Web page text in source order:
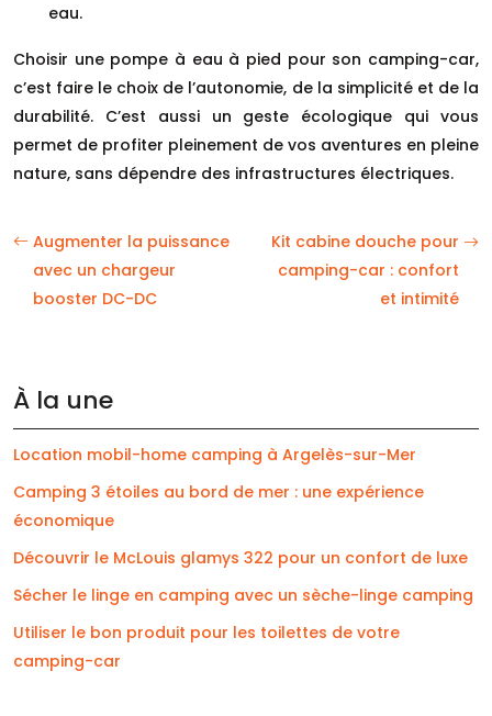
eau.
Choisir une pompe à eau à pied pour son camping-car,
c’est faire le choix de l’autonomie, de la simplicité et de la
durabilité. C’est aussi un geste écologique qui vous
permet de profiter pleinement de vos aventures en pleine
nature, sans dépendre des infrastructures électriques.
Augmenter la puissance
avec un chargeur
booster DC-DC
Kit cabine douche pour
camping-car : confort
et intimité
À la une
Location mobil-home camping à Argelès-sur-Mer
Camping 3 étoiles au bord de mer : une expérience
économique
Découvrir le McLouis glamys 322 pour un confort de luxe
Sécher le linge en camping avec un sèche-linge camping
Utiliser le bon produit pour les toilettes de votre
camping-car